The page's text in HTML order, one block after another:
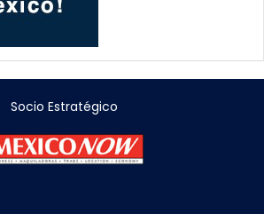
Socio Estratégico